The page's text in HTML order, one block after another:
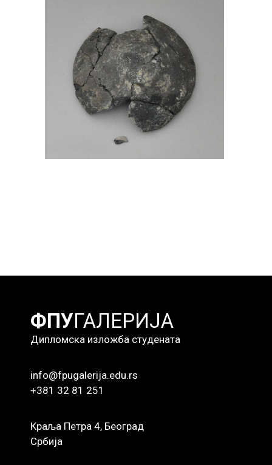
Конзервација и
рестаурација
археолошких
предмета
Наставник: Мина Јовић, доц.
Радови студената
ФПУГАЛЕРИЈА
Дипломска изложба студената
info@fpugalerija.edu.rs
+381 32 81 251
Краља Петра 4, Београд
Србија